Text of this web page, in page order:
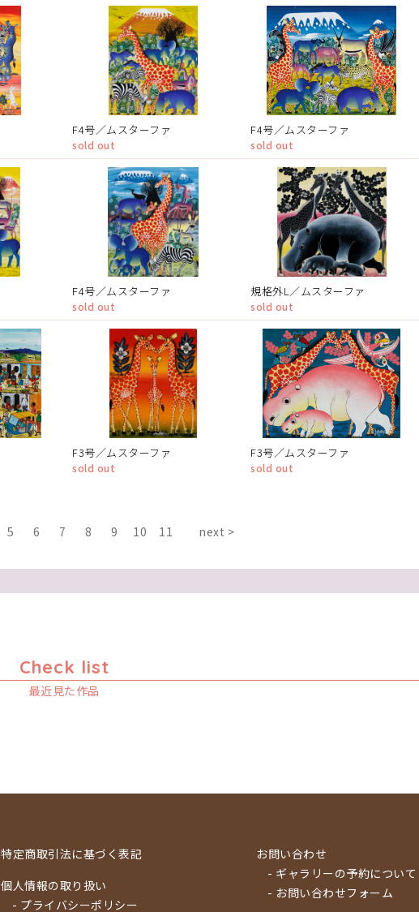
F4号／ムスターファ
sold out
F4号／ムスターファ
sold out
F4号／ムスターファ
sold out
規格外L／ムスターファ
sold out
F3号／ムスターファ
sold out
F3号／ムスターファ
sold out
5 6 7 8 9 10 11 next >
Check list
最近見た作品
特定商取引法に基づく表記
個人情報の取り扱い
- プライバシーポリシー
お問い合わせ
- ギャラリーの予約について
- お問い合わせフォーム